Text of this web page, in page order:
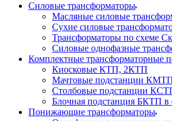
Силовые трансформаторы
Масляные силовые
Сухие силовые
Трансформаторы по схеме
Силовые однофазные
Комплектные трансформаторные
Киосковые КТП, 2КТП
Мачтовые подстанции
Столбовые подстанции
Блочная подстанция БКТП в
Понижающие трансформаторы